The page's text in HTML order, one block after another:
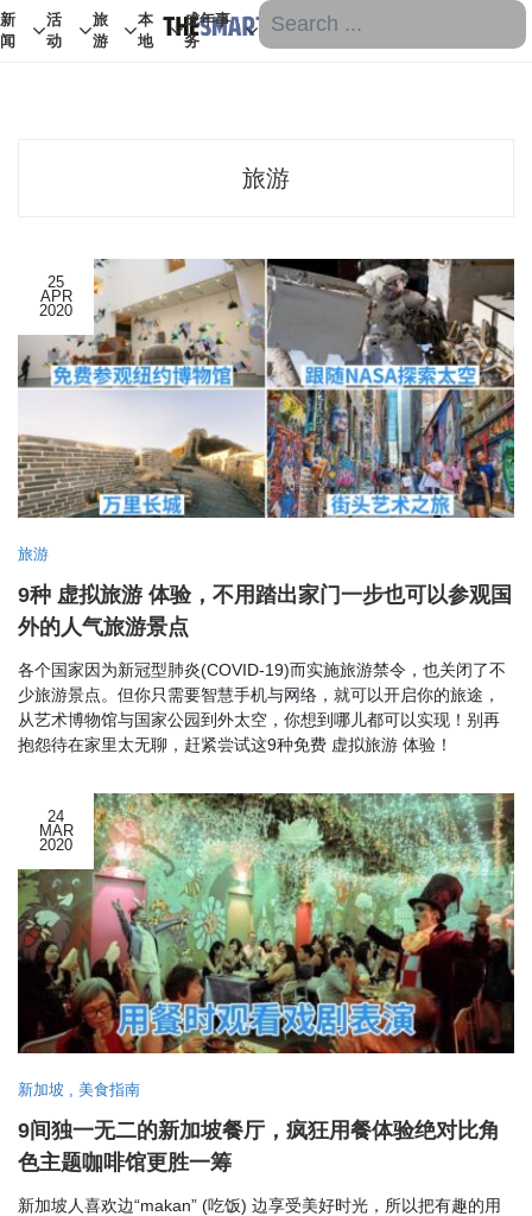
新
闻
活
动
旅
游
本
地
成年事
务
旅游
25
APR
2020
旅游
9种 虚拟旅游 体验，不用踏出家门一步也可以参观国
外的人气旅游景点
各个国家因为新冠型肺炎(COVID-19)而实施旅游禁令，也关闭了不
少旅游景点。但你只需要智慧手机与网络，就可以开启你的旅途，
从艺术博物馆与国家公园到外太空，你想到哪儿都可以实现！别再
抱怨待在家里太无聊，赶紧尝试这9种免费 虚拟旅游 体验！
24
MAR
2020
新加坡 美食指南
9间独一无二的新加坡餐厅，疯狂用餐体验绝对比角
色主题咖啡馆更胜一筹
新加坡人喜欢边“makan” (吃饭) 边享受美好时光，所以把有趣的用